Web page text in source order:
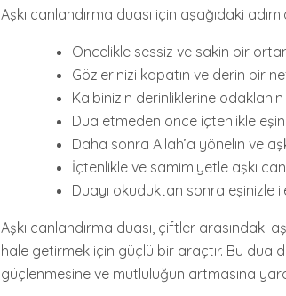
Aşkı canlandırma duası için aşağıdaki
Öncelikle sessiz ve sakin bir
Gözlerinizi kapatın ve derin bir
Kalbinizin derinliklerine
Dua etmeden önce içtenlikle
Daha sonra Allah’a yönelin ve
İçtenlikle ve samimiyetle aşkı
Duayı okuduktan sonra eşinizle
Aşkı canlandırma duası, çiftler arasındaki
hale getirmek için güçlü bir araçtır. Bu dua
güçlenmesine ve mutluluğun artmasına